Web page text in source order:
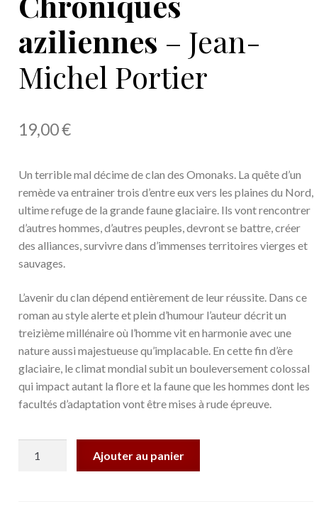
aziliennes – Jean-
Michel Portier
19,00€
Un terrible mal décime de clan des Omonaks. La quête d’un
remède va entrainer trois d’entre eux vers les plaines du Nord,
ultime refuge de la grande faune glaciaire. Ils vont rencontrer
d’autres hommes, d’autres peuples, devront se battre, créer
des alliances, survivre dans d’immenses territoires vierges et
sauvages.
L’avenir du clan dépend entièrement de leur réussite. Dans ce
roman au style alerte et plein d’humour l’auteur décrit un
treizième millénaire où l’homme vit en harmonie avec une
nature aussi majestueuse qu’implacable. En cette fin d’ère
glaciaire, le climat mondial subit un bouleversement colossal
qui impact autant la flore et la faune que les hommes dont les
facultés d’adaptation vont être mises à rude épreuve.
Ajouter au panier